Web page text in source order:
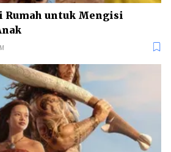
Rumah untuk Mengisi